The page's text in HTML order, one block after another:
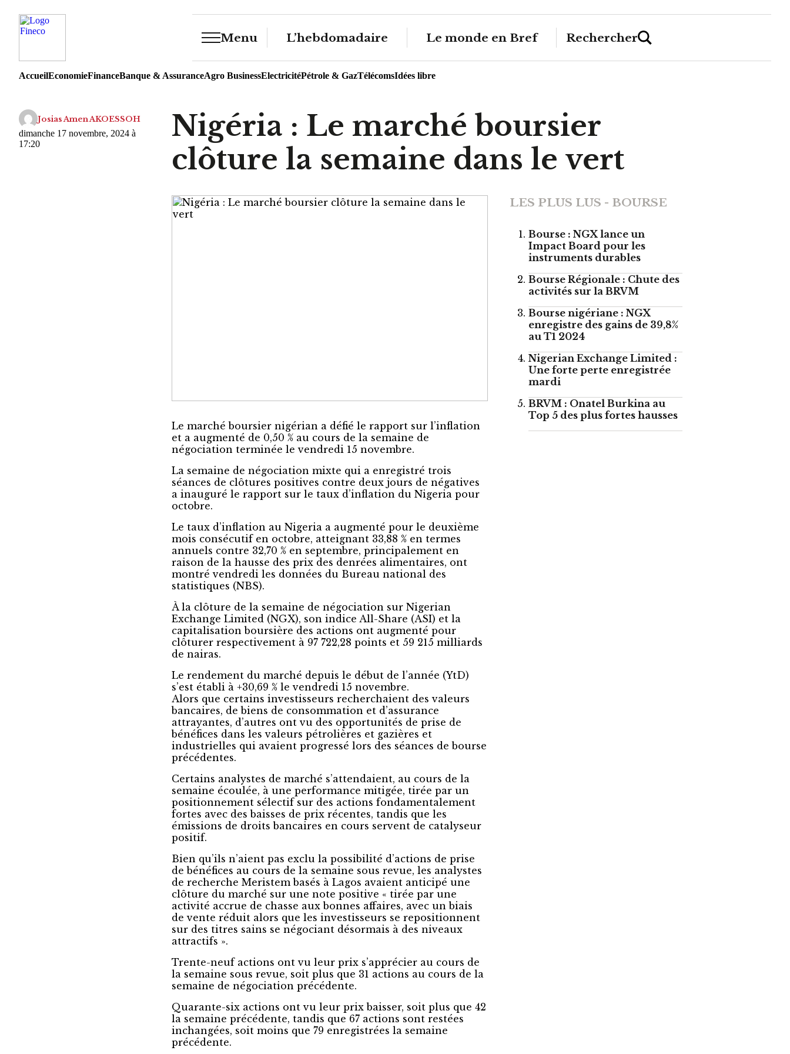
Menu L’hebdomadaire Le monde en Bref Rechercher
AccueilEconomieFinanceBanque & AssuranceAgro BusinessElectricitéPétrole & GazTélécomsIdées libre
Josias Amen AKOESSOH
dimanche 17 novembre, 2024 à
17:20
Nigéria : Le marché boursier
clôture la semaine dans le vert
Le marché boursier nigérian a défié le rapport sur l’inflation
et a augmenté de 0,50 % au cours de la semaine de
négociation terminée le vendredi 15 novembre.
La semaine de négociation mixte qui a enregistré trois
séances de clôtures positives contre deux jours de négatives
a inauguré le rapport sur le taux d’inflation du Nigeria pour
octobre.
Le taux d’inflation au Nigeria a augmenté pour le deuxième
mois consécutif en octobre, atteignant 33,88 % en termes
annuels contre 32,70 % en septembre, principalement en
raison de la hausse des prix des denrées alimentaires, ont
montré vendredi les données du Bureau national des
statistiques (NBS).
À la clôture de la semaine de négociation sur Nigerian
Exchange Limited (NGX), son indice All-Share (ASI) et la
capitalisation boursière des actions ont augmenté pour
clôturer respectivement à 97 722,28 points et 59 215 milliards
de nairas.
Le rendement du marché depuis le début de l’année (YtD)
s’est établi à +30,69 % le vendredi 15 novembre.
Alors que certains investisseurs recherchaient des valeurs
bancaires, de biens de consommation et d’assurance
attrayantes, d’autres ont vu des opportunités de prise de
bénéfices dans les valeurs pétrolières et gazières et
industrielles qui avaient progressé lors des séances de bourse
précédentes.
Certains analystes de marché s’attendaient, au cours de la
semaine écoulée, à une performance mitigée, tirée par un
positionnement sélectif sur des actions fondamentalement
fortes avec des baisses de prix récentes, tandis que les
émissions de droits bancaires en cours servent de catalyseur
positif.
Bien qu’ils n’aient pas exclu la possibilité d’actions de prise
de bénéfices au cours de la semaine sous revue, les analystes
de recherche Meristem basés à Lagos avaient anticipé une
clôture du marché sur une note positive « tirée par une
activité accrue de chasse aux bonnes affaires, avec un biais
de vente réduit alors que les investisseurs se repositionnent
sur des titres sains se négociant désormais à des niveaux
attractifs ».
Trente-neuf actions ont vu leur prix s’apprécier au cours de
la semaine sous revue, soit plus que 31 actions au cours de la
semaine de négociation précédente.
Quarante-six actions ont vu leur prix baisser, soit plus que 42
la semaine précédente, tandis que 67 actions sont restées
inchangées, soit moins que 79 enregistrées la semaine
précédente.
LES PLUS LUS - BOURSE
Bourse : NGX lance un
Impact Board pour les
instruments durables
Bourse Régionale : Chute des
activités sur la BRVM
Bourse nigériane : NGX
enregistre des gains de 39,8%
au T1 2024
Nigerian Exchange Limited :
Une forte perte enregistrée
mardi
BRVM : Onatel Burkina au
Top 5 des plus fortes hausses